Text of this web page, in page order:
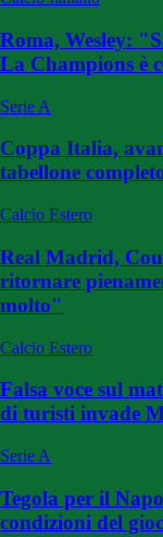
Roma, Wesley:
La Champions è
Serie A
Coppa Italia,
tabellone
Calcio Estero
Real Madrid,
ritornare
molto"
Calcio Estero
Falsa voce sul
di turisti invade
Serie A
Tegola per il
condizioni del